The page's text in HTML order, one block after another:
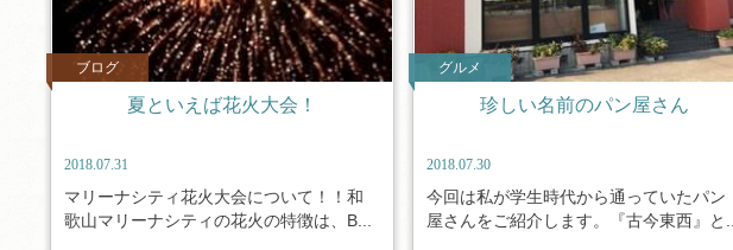
ブログ
夏といえば花火大会！
2018.07.31
マリーナシティ花火大会について！！和
歌山マリーナシティの花火の特徴は、B...
グルメ
珍しい名前のパン屋さん
2018.07.30
今回は私が学生時代から通っていたパン
屋さんをご紹介します。『古今東西』と...